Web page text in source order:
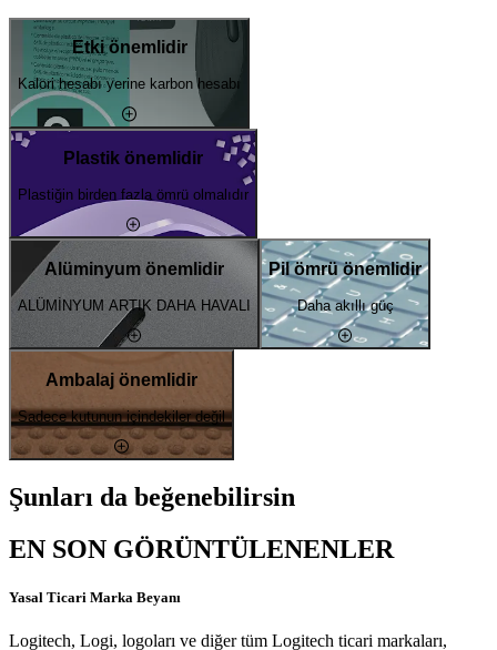
Etki önemlidir
Kalori hesabı yerine karbon hesabı
Plastik önemlidir
Plastiğin birden fazla ömrü olmalıdır
Alüminyum önemlidir
ALÜMİNYUM ARTIK DAHA HAVALI
Pil ömrü önemlidir
Daha akıllı güç
Ambalaj önemlidir
Sadece kutunun içindekiler değil
Şunları da beğenebilirsin
EN SON GÖRÜNTÜLENENLER
Yasal Ticari Marka Beyanı
Logitech, Logi, logoları ve diğer tüm Logitech ticari markaları,